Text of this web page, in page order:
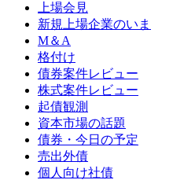
上場会見
新規上場企業のいま
M＆A
格付け
債券案件レビュー
株式案件レビュー
起債観測
資本市場の話題
債券・今日の予定
売出外債
個人向け社債